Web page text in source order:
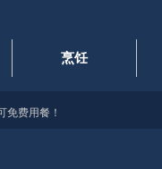
烹饪
免费用餐！